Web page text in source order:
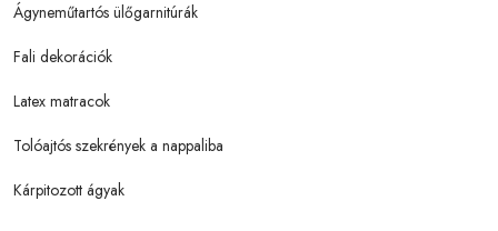
Ágyneműtartós ülőgarnitúrák
Fali dekorációk
Latex matracok
Tolóajtós szekrények a nappaliba
Kárpitozott ágyak